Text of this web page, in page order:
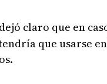
claro que en
que usarse en